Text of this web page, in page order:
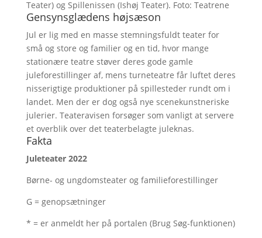
Teater) og Spillenissen (Ishøj Teater). Foto: Teatrene
Gensynsglædens højsæson
Jul er lig med en masse stemningsfuldt teater for
små og store og familier og en tid, hvor mange
stationære teatre støver deres gode gamle
juleforestillinger af, mens turneteatre får luftet deres
nisserigtige produktioner på spillesteder rundt om i
landet. Men der er dog også nye scenekunstneriske
julerier. Teateravisen forsøger som vanligt at servere
et overblik over det teaterbelagte juleknas.
Fakta
Juleteater 2022
Børne- og ungdomsteater og familieforestillinger
G = genopsætninger
* = er anmeldt her på portalen (Brug Søg-funktionen)